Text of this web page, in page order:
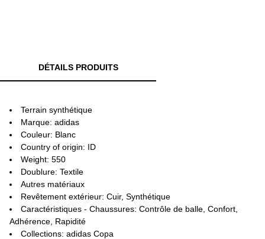
DÉTAILS PRODUITS
Terrain synthétique
Marque: adidas
Couleur: Blanc
Country of origin: ID
Weight: 550
Doublure: Textile
Autres matériaux
Revêtement extérieur: Cuir, Synthétique
Caractéristiques - Chaussures: Contrôle de balle, Confort,
Adhérence, Rapidité
Collections: adidas Copa